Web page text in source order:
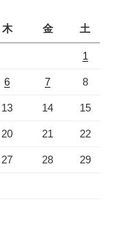
木 金 土
1
6 7 8
13 14 15
20 21 22
27 28 29